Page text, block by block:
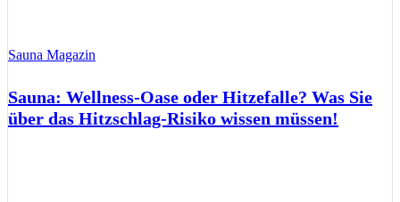
Sauna Magazin
Sauna: Wellness-Oase oder Hitzefalle? Was Sie
über das Hitzschlag-Risiko wissen müssen!